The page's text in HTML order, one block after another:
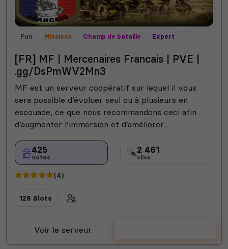
Fun Missions Champ de bataille
Expert
PVP
Roi de la colline Roleplay Vanilla Semi-RP
[FR] MF | Mercenaires Francais | PVE |
.gg/DsPmWV2Mn3
MF est un serveur coopératif sur lequel il vous
sera possible d’évoluer seul ou à plusieurs en
escouade, ce que nous recommandons ceci afin
d’augmenter l’immersion et d’améliorer...
425
votes
2 461
clics
(4)
128 Slots
Voir le serveur